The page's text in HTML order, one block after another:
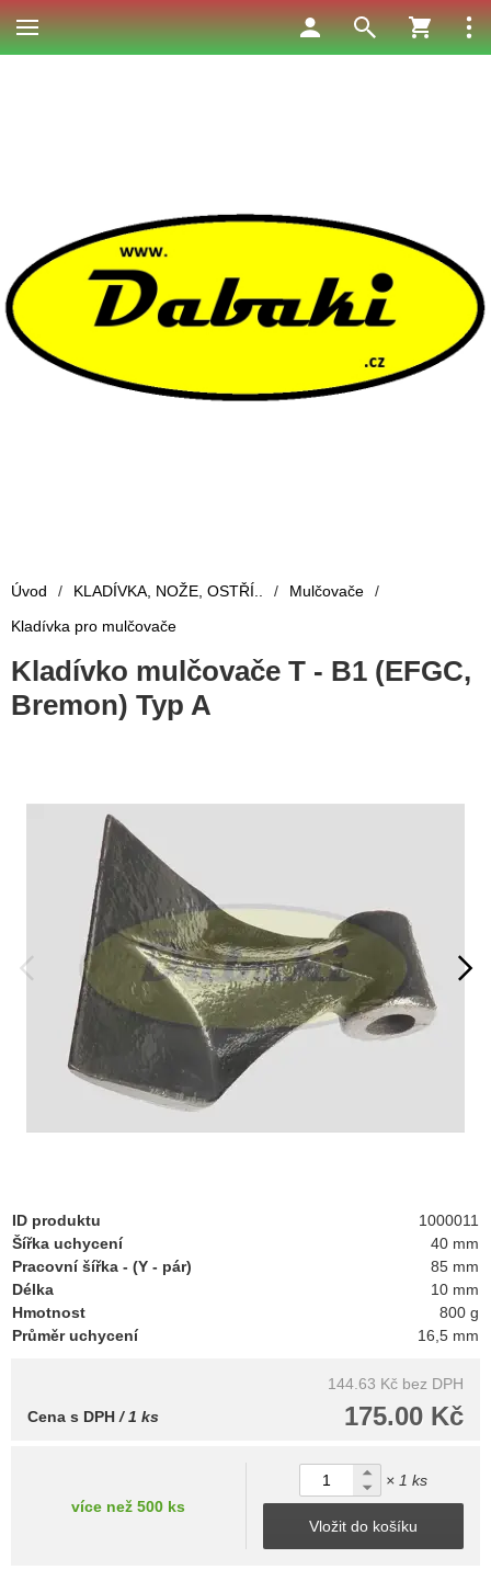
Úvod / KLADÍVKA, NOŽE, OSTŘÍ.. / Mulčovače
/
Kladívka pro mulčovače
Kladívko mulčovače T - B1 (EFGC,
Bremon) Typ A
ID produktu
1000011
Šířka uchycení
40 mm
Pracovní šířka - (Y - pár)
85 mm
Délka
10 mm
Hmotnost
800 g
Průměr uchycení
16,5 mm
144.63 Kč bez DPH
175.00 Kč
Cena s DPH / 1 ks
více než 500 ks
× 1 ks
Vložit do košíku